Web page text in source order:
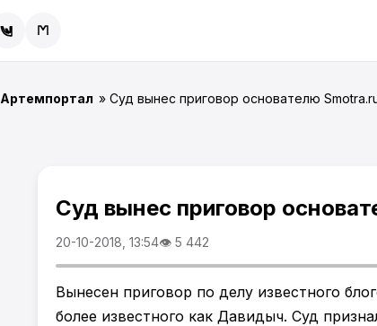
Артемпортал » Суд вынес приговор основателю
Суд вынес приговор
20-10-2018, 13:54👁 5 442
Вынесен приговор по делу известного
более известного как Давидыч. Суд